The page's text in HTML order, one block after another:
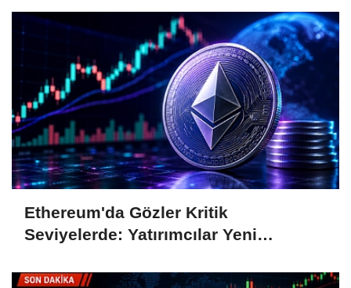
Ethereum'da Gözler Kritik
Seviyelerde: Yatırımcılar Yeni